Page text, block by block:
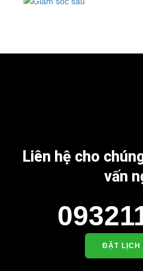
Liên hệ cho
vấn
ĐẶT LỊCH